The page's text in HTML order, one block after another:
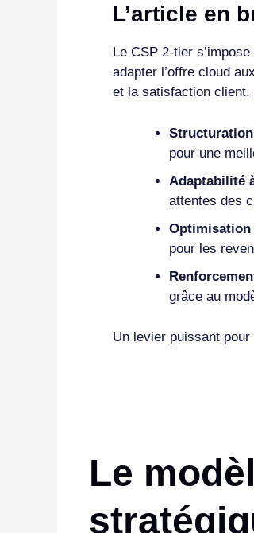
L’article en
Le CSP 2-tier
adapter l’offre cloud
et la satisfaction client.
pour une
Adaptabilité
attentes des
Optimisation
pour les
grâce au
Un levier puissant
Le